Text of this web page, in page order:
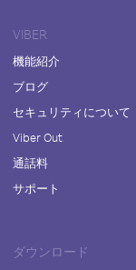
VIBER
機能紹介
ブログ
セキュリティについて
Viber Out
通話料
サポート
ダウンロード